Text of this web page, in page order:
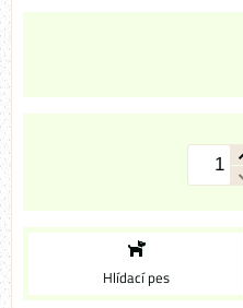
Hlídací pes